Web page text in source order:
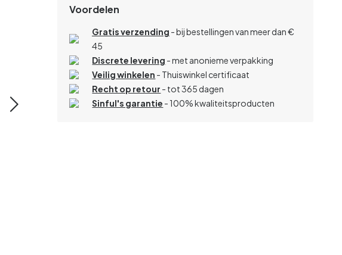
Voordelen
Gratis verzending - bij bestellingen van meer dan €
45
Discrete levering - met anonieme verpakking
Veilig winkelen - Thuiswinkel certificaat
Recht op retour - tot 365 dagen
Sinful's garantie - 100% kwaliteitsproducten